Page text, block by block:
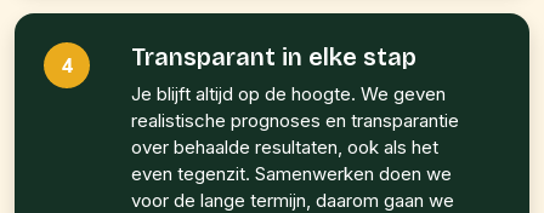
4 Transparant in elke stap
Je blijft altijd op de hoogte. We geven
realistische prognoses en transparantie
over behaalde resultaten, ook als het
even tegenzit. Samenwerken doen we
voor de lange termijn, daarom gaan we